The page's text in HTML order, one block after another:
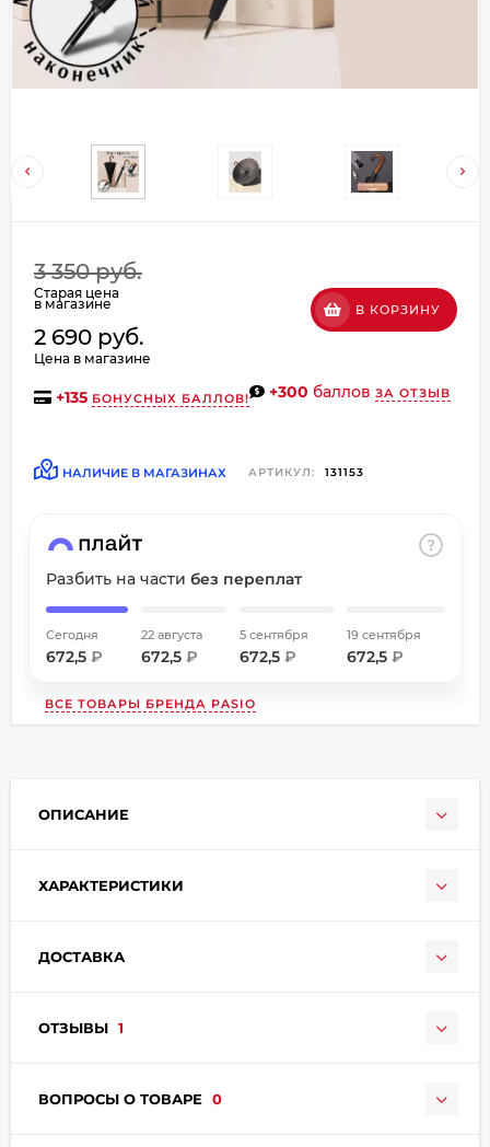
3 350 руб.
Старая цена
в магазине
2 690 руб.
Цена в магазине
В КОРЗИНУ
+135 БОНУСНЫХ БАЛЛОВ! +300 баллов ЗА ОТЗЫВ
НАЛИЧИЕ В МАГАЗИНАХ АРТИКУЛ: 131153
Разбить на части без переплат
Сегодня
672,5 ₽
22 августа
672,5 ₽
5 сентября
672,5 ₽
19 сентября
672,5 ₽
ВСЕ ТОВАРЫ БРЕНДА PASIO
ОПИСАНИЕ
ХАРАКТЕРИСТИКИ
ДОСТАВКА
ОТЗЫВЫ 1
ВОПРОСЫ О ТОВАРЕ 0
Оплачивайте сегодня только
25 % картой любого банка
Получайте товар
выбранный способом
списываться
по25
Подробнее
25
2 недели
раз в 2 недели
8 800 302-02-51